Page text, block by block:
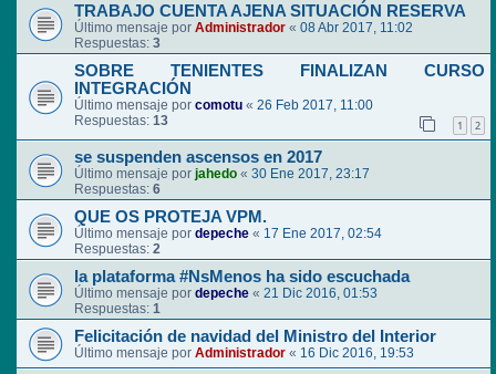
TRABAJO CUENTA AJENA SITUACIÓN RESERVA
Último mensaje por Administrador « 08 Abr 2017, 11:02
Respuestas: 3
SOBRE TENIENTES FINALIZAN CURSO
INTEGRACIÓN
Último mensaje por comotu « 26 Feb 2017, 11:00
Respuestas: 13 1 2
se suspenden ascensos en 2017
Último mensaje por jahedo « 30 Ene 2017, 23:17
Respuestas: 6
QUE OS PROTEJA VPM.
Último mensaje por depeche « 17 Ene 2017, 02:54
Respuestas: 2
la plataforma #NsMenos ha sido escuchada
Último mensaje por depeche « 21 Dic 2016, 01:53
Respuestas: 1
Felicitación de navidad del Ministro del Interior
Último mensaje por Administrador « 16 Dic 2016, 19:53